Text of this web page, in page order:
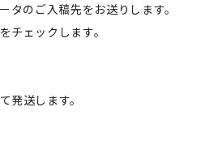
タのご入稿先をお送りします。
チェックします。
発送します。